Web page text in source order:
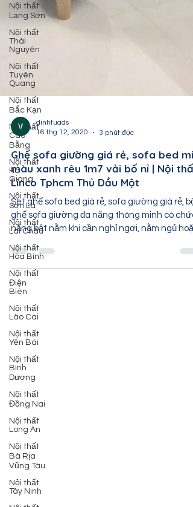
Nội thất
Lạng Sơn
Nội thất
Thái
Nguyên
Nội thất
Tuyên
Quang
Nội thất
Bắc Kạn
Nội thất
Cao
Bằng
Nội thất
Hà
Giang
Nội thất
Sơn La
Nội thất
Lai Châu
Nội thất
Hòa Bình
Nội thất
Điện
Biên
Nội thất
Lào Cai
Nội thất
Yên Bái
Nội thất
Bình
Dương
Nội thất
Đồng Nai
Nội thất
Long An
Nội thất
Bà Rịa
Vũng Tàu
Nội thất
Tây Ninh
dinhtuads
16 thg 12, 2020
3 phút đọc
Ghế sofa giường giá rẻ, sofa bed
màu xanh rêu 1m7 vải bố nỉ | Nội thất
Linco Tphcm Thủ Dầu Một
Set ghế sofa bed giá rẻ, sofa giường giá rẻ, bộ
ghế sofa giường đa năng thông minh có chức
năng bật nằm khi cần nghỉ ngơi, nằm ngủ
xem